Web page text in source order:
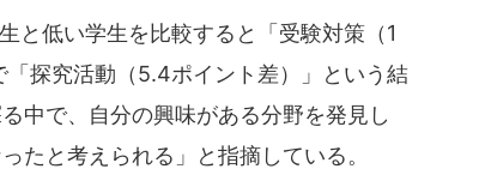
と低い学生を比較すると「受験対策（1
探究活動（5.4ポイント差）」という結
中で、自分の興味がある分野を発見し
たと考えられる」と指摘している。